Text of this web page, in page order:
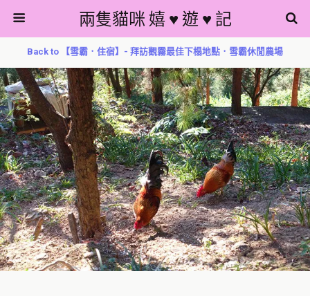
兩隻貓咪 嬉 ♥ 遊 ♥ 記
Back to 【雪霸．住宿】- 拜訪觀霧最佳下榻地點．雪霸休閒農場